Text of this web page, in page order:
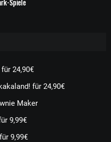
Spiele
24,90€
für 24,90€
Maker
9,99€
9,99€